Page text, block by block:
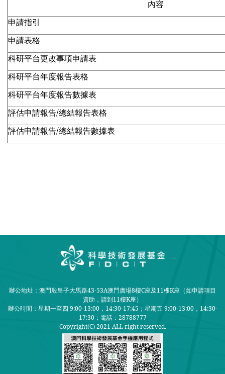
內容
申請指引
申請表格
科研平台更改事項申請表
科研平台年度報告表格
科研平台年度報告數據表
評估申請報告/總結報告表格
評估申請報告/總結報告數據表
辦公地址：澳門殷皇子大馬路43-53A澳門廣場8樓C座及11樓K座（如申請項目
資助，請到11樓K座）
辦公時間：星期一至四 9:00-13:00，14:30-17:45；星期五 9:00-13:00，14:30-
17:30； 電話：28788777
Copyright(C) 2021 ALL right reserved.